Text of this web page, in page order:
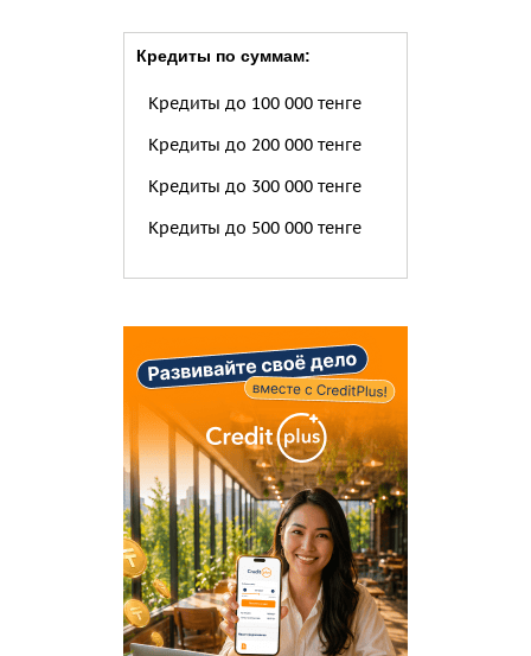
Кредиты по суммам:
Кредиты до 100 000 тенге
Кредиты до 200 000 тенге
Кредиты до 300 000 тенге
Кредиты до 500 000 тенге